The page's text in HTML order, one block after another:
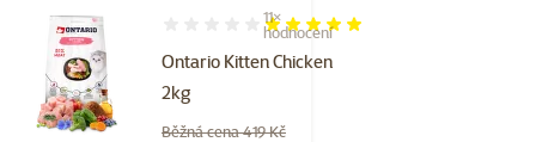
Ontario Kitten Chicken
2kg
Hodnocení 98%, počet hodnocení: 11
11×
hodnocení
Běžná cena 419 Kč